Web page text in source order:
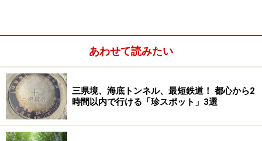
ができる、超格安な鉄道旅行と言えるでしょう。
ルールは「一筆書きでなければならない」
あわせて読みたい
三県境、海底トンネル、最短鉄道！ 都心から2
時間以内で行ける「珍スポット」3選